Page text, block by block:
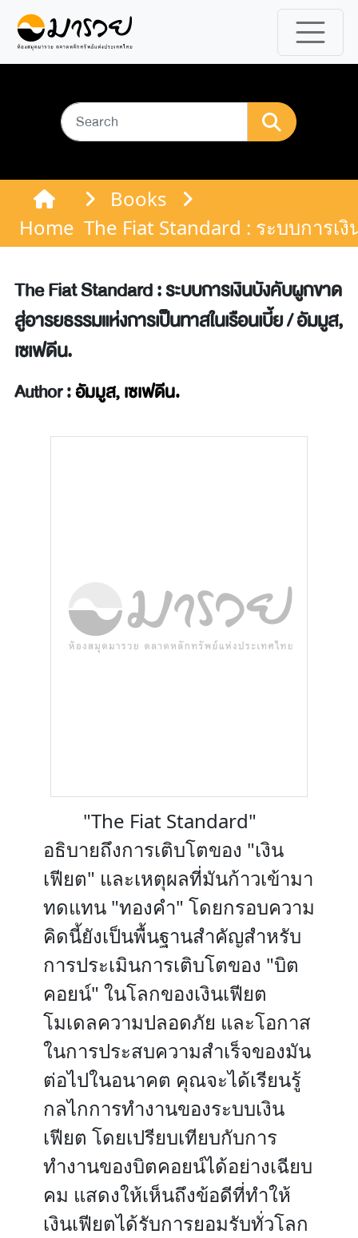
Home
Books
The Fiat Standard : ระบบการเ
The Fiat Standard : ระบบการเงินบังคับผูกขาด
สู่อารยธรรมแห่งการเป็นทาสในเรือนเบี้ย / อัมมูส,
เซเฟดีน.
Author :อัมมูส, เซเฟดีน.
"The Fiat Standard"
อธิบายถึงการเติบโตของ "เงิน
เฟียต" และเหตุผลที่มันก้าวเข้ามา
ทดแทน "ทองคำ" โดยกรอบความ
คิดนี้ยังเป็นพื้นฐานสำคัญสำหรับ
การประเมินการเติบโตของ "บิต
คอยน์" ในโลกของเงินเฟียต
โมเดลความปลอดภัย และโอกาส
ในการประสบความสำเร็จของมัน
ต่อไปในอนาคต คุณจะได้เรียนรู้
กลไกการทำงานของระบบเงิน
เฟียต โดยเปรียบเทียบกับการ
ทำงานของบิตคอยน์ได้อย่างเฉียบ
คม แสดงให้เห็นถึงข้อดีที่ทำให้
เงินเฟียตได้รับการยอมรับทั่วโลก